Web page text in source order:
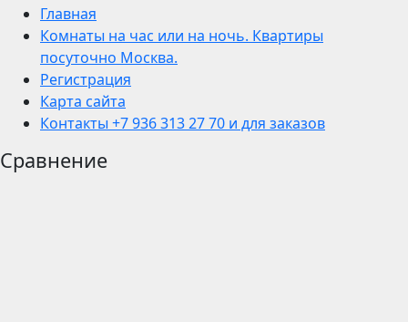
Главная
Комнаты на час или на ночь. Квартиры
посуточно Москва.
Регистрация
Карта сайта
Контакты +7 936 313 27 70 и для заказов
Сравнение